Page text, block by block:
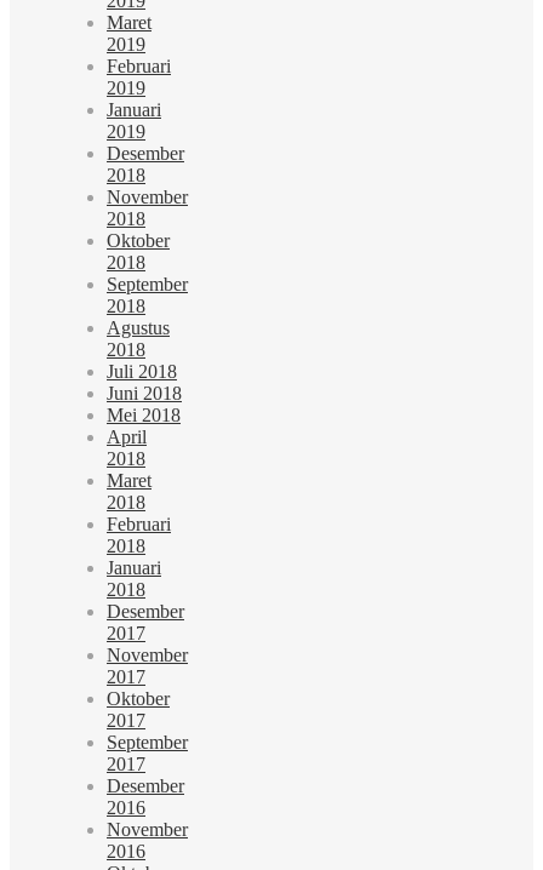
Maret
2019
Februari
2019
Januari
2019
Desember
2018
November
2018
Oktober
2018
September
2018
Agustus
2018
Juli 2018
Juni 2018
Mei 2018
April
2018
Maret
2018
Februari
2018
Januari
2018
Desember
2017
November
2017
Oktober
2017
September
2017
Desember
2016
November
2016